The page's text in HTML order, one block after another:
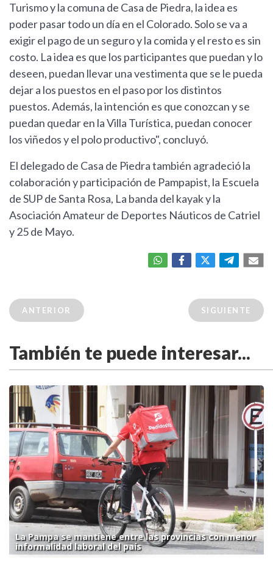
Turismo y la comuna de Casa de Piedra, la idea es
poder pasar todo un día en el Colorado. Solo se va a
exigir el pago de un seguro y la comida y el resto es sin
costo. La idea es que los participantes que puedan y lo
deseen, puedan llevar una vestimenta que se le pueda
dejar a los puestos en el paso por los distintos
puestos. Además, la intención es que conozcan y se
puedan quedar en la Villa Turística, puedan conocer
los viñedos y el polo productivo", concluyó.
El delegado de Casa de Piedra también agradeció la
colaboración y participación de Pampapist, la Escuela
de SUP de Santa Rosa, La banda del kayak y la
Asociación Amateur de Deportes Náuticos de Catriel
y 25 de Mayo.
ANTERIOR SIGUIENTE
También te puede interesar...
La Pampa se mantiene entre las provincias con menor
informalidad laboral del país